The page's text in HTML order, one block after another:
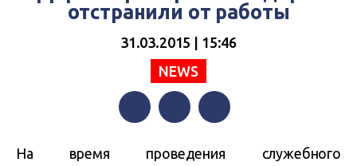
отстранили от работы
31.03.2015 | 15:46
NEWS
На время проведения служебного